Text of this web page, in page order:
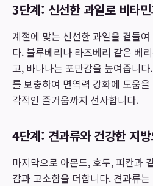
3단계: 신선한 과일로 비타
계절에 맞는 신선한 과일을 곁들
다. 블루베리나 라즈베리 같은 베
고, 바나나는 포만감을 높여줍니
를 보충하여 면역력 강화에 도움
각적인 즐거움까지 선사합니다.
4단계: 견과류와 건강한 지
마지막으로 아몬드, 호두, 피칸과
감과 고소함을 더합니다. 견과류